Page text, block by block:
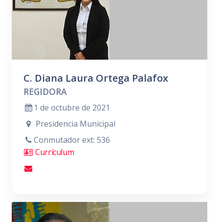
C. Diana Laura Ortega Palafox
REGIDORA
1 de octubre de 2021
Presidencia Municipal
Conmutador ext: 536
Currículum